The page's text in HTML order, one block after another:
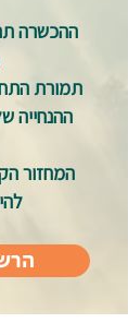
ההכשרה
תמורת
ההנחייה
המחזור